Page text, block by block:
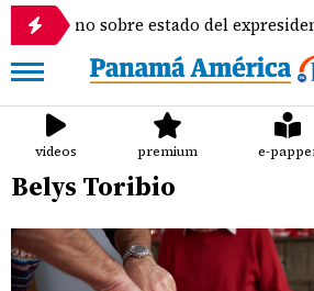
sobre estado del expresidente tras
videos premium e-
Belys Toribio